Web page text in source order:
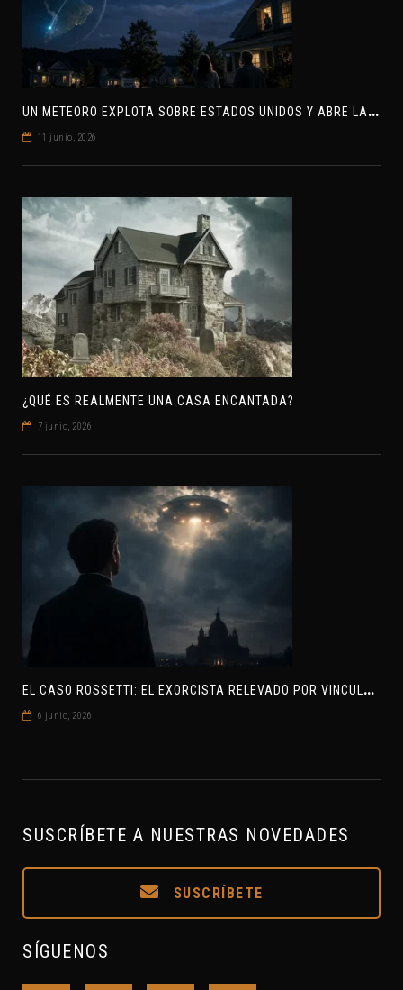
U
N METEORO EXPLOTA SOBRE ESTADOS UNIDOS Y ABRE LA PISTA DE POLAR-IM, UN POSIBLE VISITANTE INTERESTELAR
11 junio, 2026
¿QUÉ ES REALMENTE UNA CASA ENCANTADA?
7 junio, 2026
E
L CASO ROSSETTI: EL EXORCISTA RELEVADO POR VINCULAR OVNIS Y DEMONIOS
6 junio, 2026
SUSCRÍBETE A NUESTRAS NOVEDADES
SUSCRÍBETE
SÍGUENOS